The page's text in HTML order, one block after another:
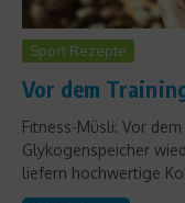
Sport Rezepte
Vor dem
Fitness-Müsli: Vor
Glykogenspeicher
liefern hochwertige